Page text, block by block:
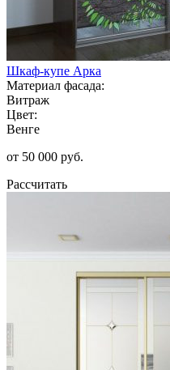
Шкаф-купе Арка
Материал фасада:
Витраж
Цвет:
Венге
от 50 000 руб.
Рассчитать